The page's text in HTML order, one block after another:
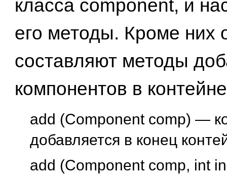
класса component, и
его методы. Кроме них
составляют методы
компонентов в
add (Component comp) —
добавляется в конец
add (Component comp, int